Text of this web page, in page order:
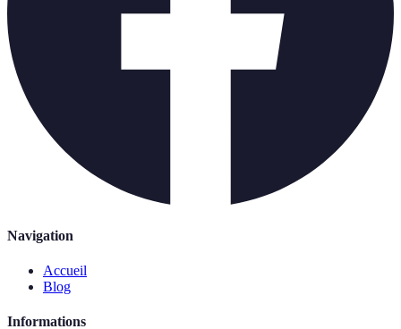
Navigation
Accueil
Blog
Informations